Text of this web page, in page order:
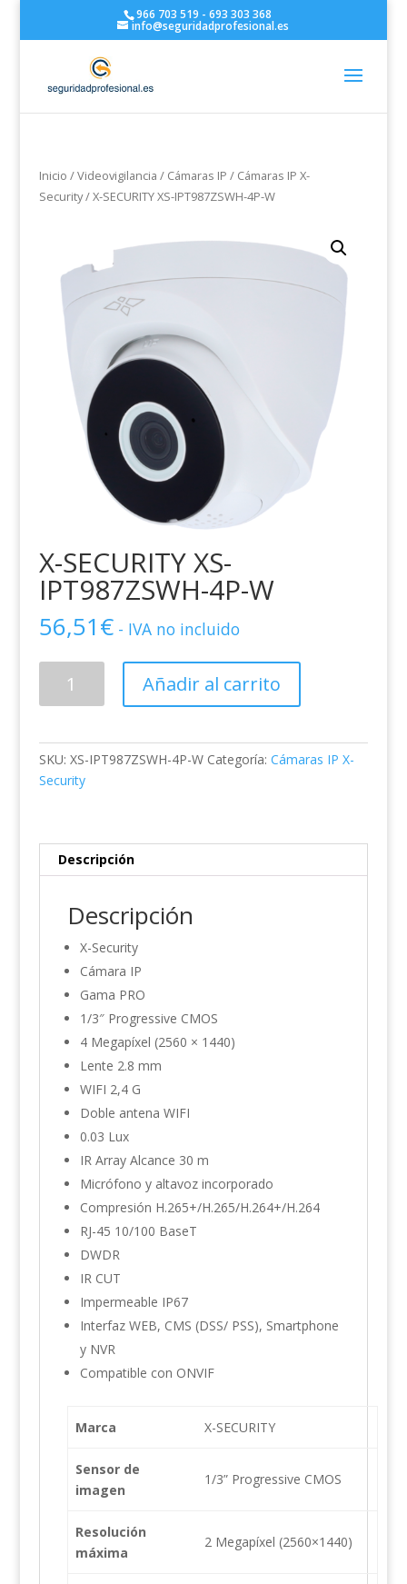
966 703 519 - 693 303 368
info@seguridadprofesional.es
Inicio /Videovigilancia / Cámaras IP / Cámaras IP X-
Security/ X-SECURITY XS-IPT987ZSWH-4P-W
X-SECURITY XS-
IPT987ZSWH-4P-W
56,51€ - IVA no incluido
SECURITY
4P-
W
Añadir al carrito
SKU: XS-IPT987ZSWH-4P-W Categoría: Cámaras IP X-
Security
Descripción
Descripción
X-Security
Cámara IP
Gama PRO
1/3″ Progressive CMOS
4 Megapíxel (2560 × 1440)
Lente 2.8 mm
WIFI 2,4 G
Doble antena WIFI
0.03 Lux
IR Array Alcance 30 m
Micrófono y altavoz incorporado
Compresión H.265+/H.265/H.264+/H.264
RJ-45 10/100 BaseT
DWDR
IR CUT
Impermeable IP67
Interfaz WEB, CMS (DSS/ PSS), Smartphone
y NVR
Compatible con ONVIF
Marca X-SECURITY
Sensor de
imagen
1/3” Progressive CMOS
Resolución
máxima
2 Megapíxel (2560×1440)